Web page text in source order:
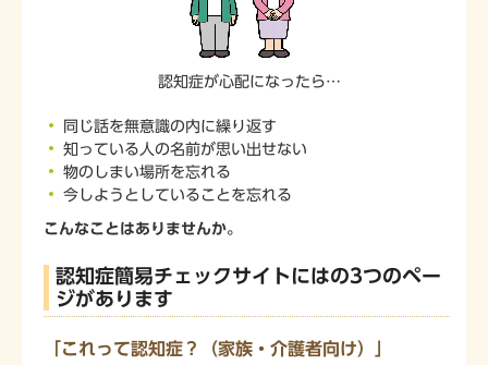
認知症が心配になったら…
同じ話を無意識の内に繰り返す
知っている人の名前が思い出せない
物のしまい場所を忘れる
今しようとしていることを忘れる
こんなことはありませんか。
認知症簡易チェックサイトにはの3つのペー
ジがあります
「これって認知症？（家族・介護者向け）」